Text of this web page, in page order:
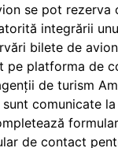
se pot rezerva
integrării
bilete de
pe platforma de
de turism
comunicate
de contact